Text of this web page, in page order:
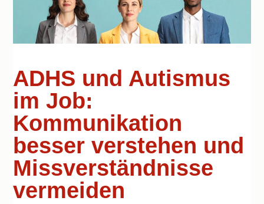
ADHS und Autismus
im Job:
Kommunikation
besser verstehen und
Missverständnisse
vermeiden